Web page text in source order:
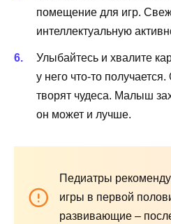
помещение для игр.
интеллектуальную
Улыбайтесь и хвалите
у него что-то
творят чудеса. Малыш
он может и лучше.
Педиатры
игры в первой
развивающие –